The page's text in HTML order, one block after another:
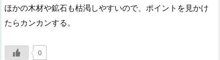
ほかの木材や鉱石も枯渇しやすいので、ポイントを見かけ
たらカンカンする。
0